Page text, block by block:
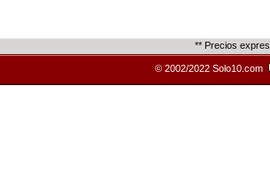
** Precios
© 2002/2022 Solo10.com